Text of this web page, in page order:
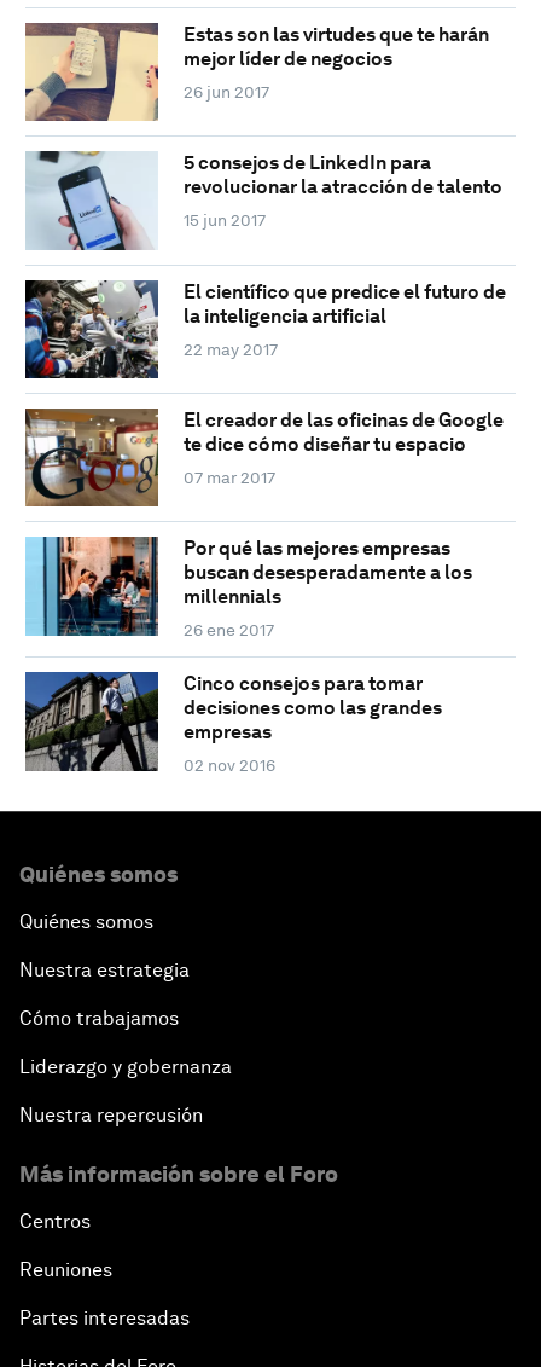
Estas son las virtudes que te harán
mejor líder de negocios
26 jun 2017
5 consejos de LinkedIn para
revolucionar la atracción de talento
15 jun 2017
El científico que predice el futuro de
la inteligencia artificial
22 may 2017
El creador de las oficinas de Google
te dice cómo diseñar tu espacio
07 mar 2017
Por qué las mejores empresas
buscan desesperadamente a los
millennials
26 ene 2017
Cinco consejos para tomar
decisiones como las grandes
empresas
02 nov 2016
Quiénes somos
Quiénes somos
Nuestra estrategia
Cómo trabajamos
Liderazgo y gobernanza
Nuestra repercusión
Más información sobre el Foro
Centros
Reuniones
Partes interesadas